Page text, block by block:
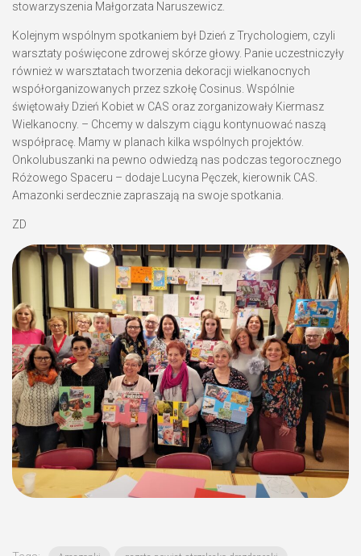
stowarzyszenia Małgorzata Naruszewicz.
Kolejnym wspólnym spotkaniem był Dzień z Trychologiem, czyli
warsztaty poświęcone zdrowej skórze głowy. Panie uczestniczyły
również w warsztatach tworzenia dekoracji wielkanocnych
współorganizowanych przez szkołę Cosinus. Wspólnie
świętowały Dzień Kobiet w CAS oraz zorganizowały Kiermasz
Wielkanocny. – Chcemy w dalszym ciągu kontynuować naszą
współpracę. Mamy w planach kilka wspólnych projektów.
Onkolubuszanki na pewno odwiedzą nas podczas tegorocznego
Różowego Spaceru – dodaje
Lucyna Pęczek, kierownik CAS
Amazonki serdecznie zapraszają na swoje spotkania.
ZD